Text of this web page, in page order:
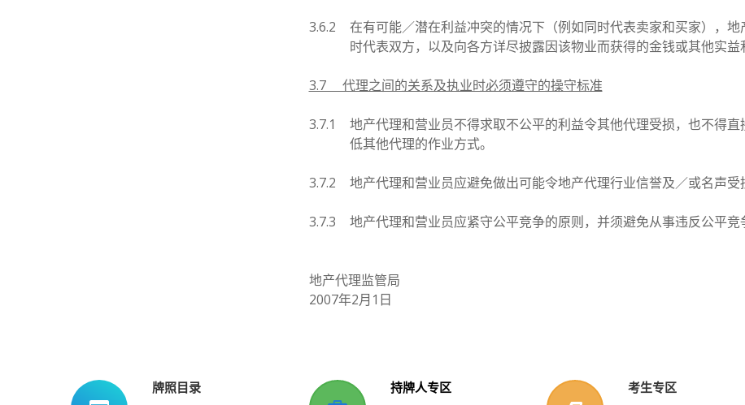
3.6.2
在有可能／潜在利益冲突的情况下（例如同时代表卖家和买家），
时代表双方，以及向各方详尽披露因该物业而获得的金钱或其他实益
3.7 代理之间的关系及执业时必须遵守的操守标准
3.7.1
地产代理和营业员不得求取不公平的利益令其他代理受损，也不得
低其他代理的作业方式。
3.7.2 地产代理和营业员应避免做出可能令地产代理行业信誉及／或名声受
3.7.3 地产代理和营业员应紧守公平竞争的原则，并须避免从事违反公平竞
地产代理监管局
2007年2月1日
牌照目录 持牌人专区 考生专区